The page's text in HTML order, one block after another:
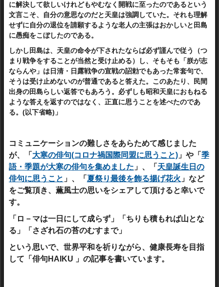
に解決して欲しいけれどもやむなく開戦に至ったのであるという
文言こそ、自分の意思なのだと天皇は強調していた。それも理解
せずに自分の退位を請願するような老人の主張はおかしいと田島
に愚痴をこぼしたのである。
しかし田島は、天皇の命令が下されたならば必ず謹んで従う（つ
まり戦争をすることが当然と受け止める）し、そもそも「朕が志
ならんや」は日清・日露戦争の宣戦の詔勅でもあった常套句で、
そうは受け止めないのが普通であると答えた。このあたり、民間
出身の田島らしい返答でもあろう。必ずしも昭和天皇におもねる
ような答えを返すのではなく、正直に思うことを述べたのであ
る。(以下省略)」
コミュニケーションの難しさをあらためて感じました
が、「 大寒の俳句(コロナ禍国際同盟に思うこと)」や「 季
語・季題が大寒の俳句を集めました 」、 「 天皇誕生日の
俳句に思うこと 」、「 夏祭り最後を飾る揚げ花火 」など
をご覧頂き、薫風士の思いをシェアして頂けると幸いで
す。
「ロ－マは一日にして成らず」「ちりも積もれば山とな
る」「さざれ石の苔のむすまで」
という思いで、世界平和を祈りながら、健康長寿を目指
して「俳句HAIKU 」の記事を書いています。